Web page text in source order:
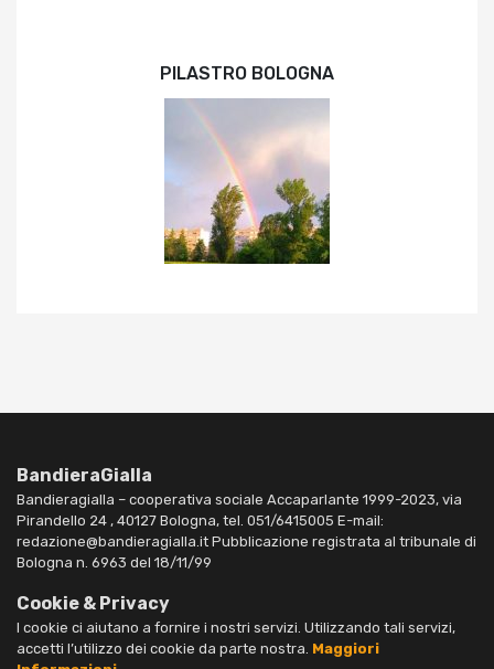
PILASTRO BOLOGNA
BandieraGialla
Bandieragialla – cooperativa sociale Accaparlante 1999-2023, via
Pirandello 24 , 40127 Bologna, tel. 051/6415005 E-mail:
redazione@bandieragialla.it Pubblicazione registrata al tribunale di
Bologna n. 6963 del 18/11/99
Cookie & Privacy
I cookie ci aiutano a fornire i nostri servizi. Utilizzando tali servizi,
accetti l’utilizzo dei cookie da parte nostra. Maggiori